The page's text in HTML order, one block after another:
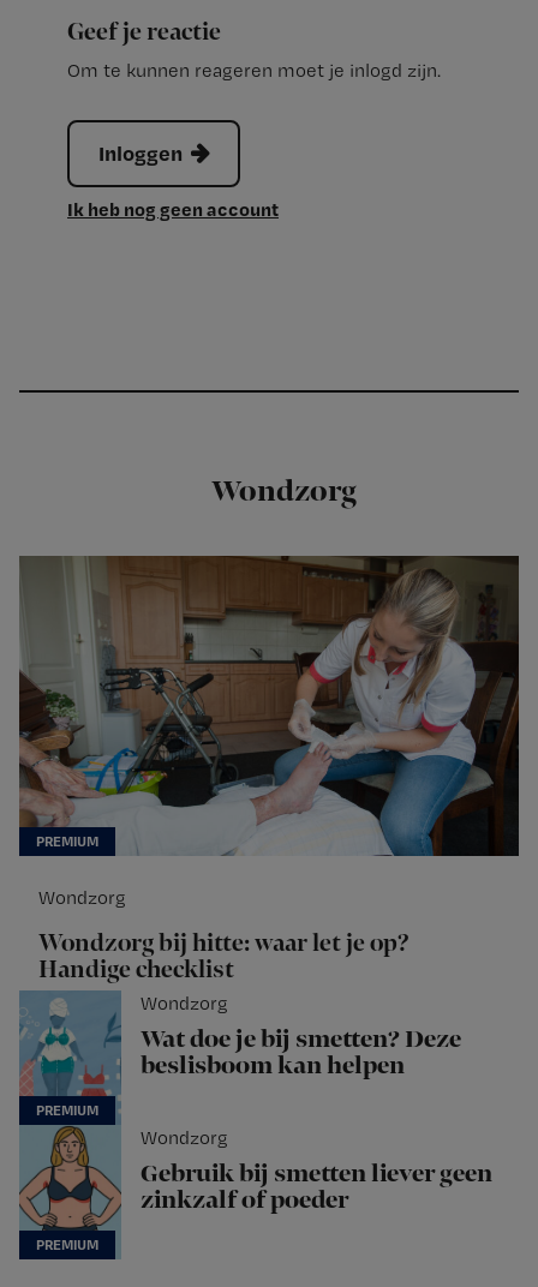
Geef je reactie
Om te kunnen reageren moet je inlogd zijn.
Inloggen
Ik heb nog geen account
Wondzorg
Wondzorg
Wondzorg bij hitte: waar let je op?
Handige checklist
Wondzorg
Wat doe je bij smetten? Deze
beslisboom kan helpen
Wondzorg
Gebruik bij smetten liever geen
zinkzalf of poeder